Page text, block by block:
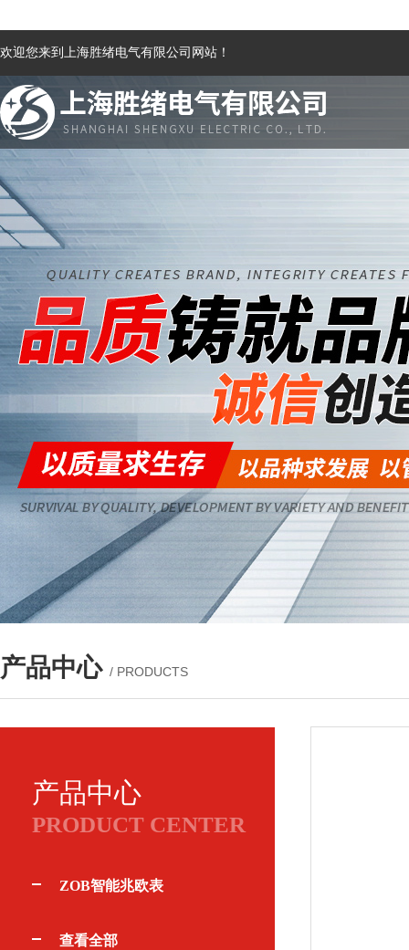
欢迎您来到上海胜绪电气有限公司网站！
产品中心 / PRODUCTS
产品中心
PRODUCT CENTER
ZOB智能兆欧表
查看全部